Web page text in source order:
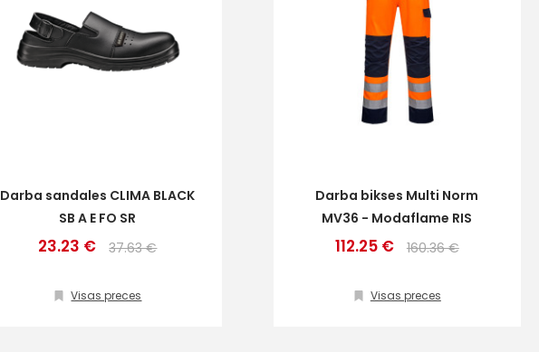
Darba sandales CLIMA BLACK
SB A E FO SR
23.23 € 37.63 €
Visas preces
Darba bikses Multi Norm
MV36 - Modaflame RIS
112.25 € 160.36 €
Visas preces